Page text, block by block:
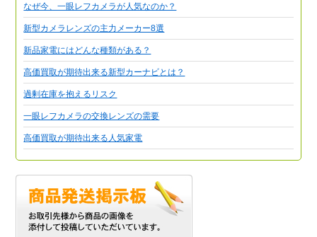
なぜ今、一眼レフカメラが人気なのか？
新型カメラレンズの主力メーカー8選
新品家電にはどんな種類がある？
高価買取が期待出来る新型カーナビとは？
過剰在庫を抱えるリスク
一眼レフカメラの交換レンズの需要
高価買取が期待出来る人気家電